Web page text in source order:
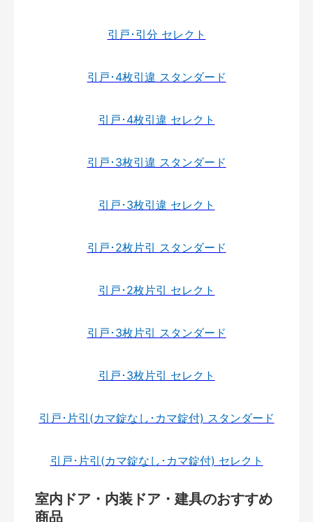
引戸･引分 セレクト
引戸･4枚引違 スタンダード
引戸･4枚引違 セレクト
引戸･3枚引違 スタンダード
引戸･3枚引違 セレクト
引戸･2枚片引 スタンダード
引戸･2枚片引 セレクト
引戸･3枚片引 スタンダード
引戸･3枚片引 セレクト
引戸･片引(カマ錠なし･カマ錠付) スタンダード
引戸･片引(カマ錠なし･カマ錠付) セレクト
室内ドア・内装ドア・建具のおすすめ
商品